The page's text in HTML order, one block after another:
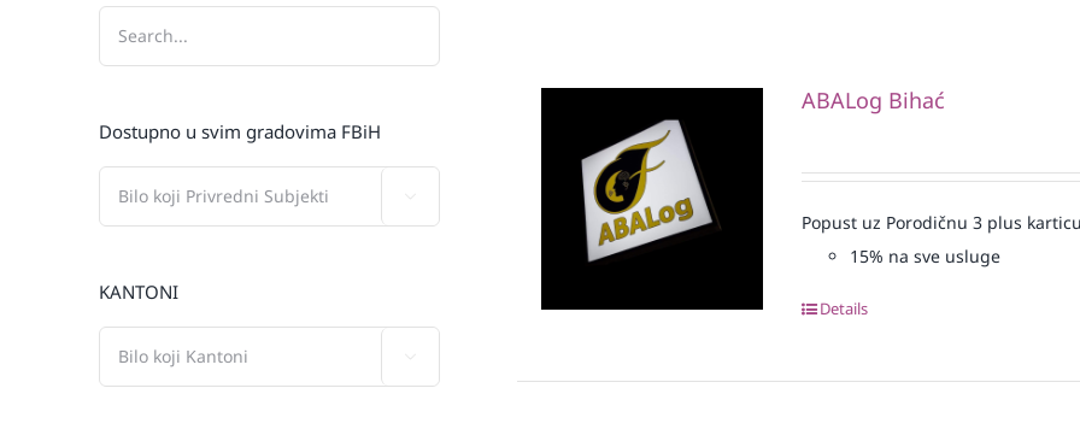
ABALog Bihać
Popust uz Porodičnu 3 plus
15% na sve usluge
Details
Dostupno u svim gradovima FBiH
KANTONI